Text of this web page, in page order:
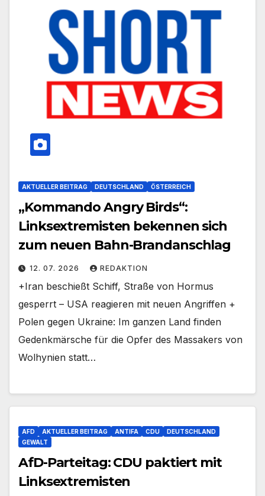
AKTUELLER BEITRAG DEUTSCHLAND ÖSTERREICH
„Kommando Angry Birds“:
Linksextremisten bekennen sich
zum neuen Bahn-Brandanschlag
12. 07. 2026 REDAKTION
+Iran beschießt Schiff, Straße von Hormus
gesperrt – USA reagieren mit neuen Angriffen +
Polen gegen Ukraine: Im ganzen Land finden
Gedenkmärsche für die Opfer des Massakers von
Wolhynien statt…
AFD AKTUELLER BEITRAG ANTIFA CDU
DEUTSCHLAND
GEWALT
AfD-Parteitag: CDU paktiert mit
Linksextremisten